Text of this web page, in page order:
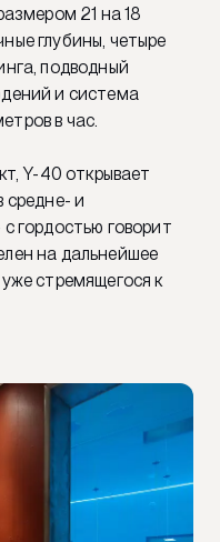
21 на 18
глубины, четыре
подводный
и система
в час.
Y-40 открывает
средне- и
гордостью говорит
на дальнейшее
стремящегося к